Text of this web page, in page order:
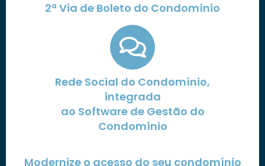
2ª Via de Boleto do Condomínio
Rede Social do Condomínio,
integrada
ao Software de Gestão do
Condomínio
Modernize o acesso do seu condomínio